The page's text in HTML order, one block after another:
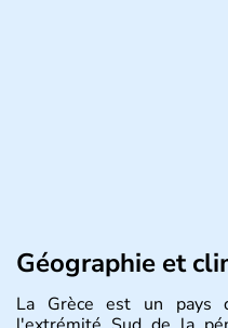
Géographie et
La Grèce est un pays